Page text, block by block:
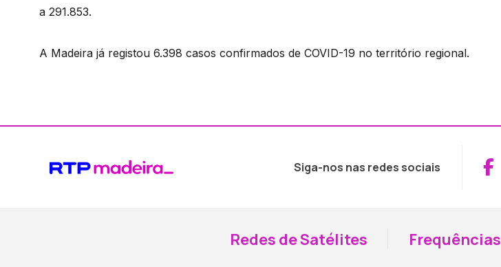
a 291.853.
A Madeira já registou 6.398 casos confirmados de COVID-19 no território regional.
Siga-nos nas redes sociais
Redes de Satélites Frequências